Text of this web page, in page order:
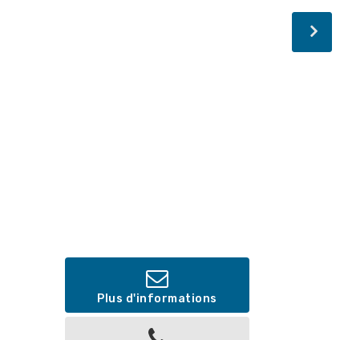
Plus d'informations